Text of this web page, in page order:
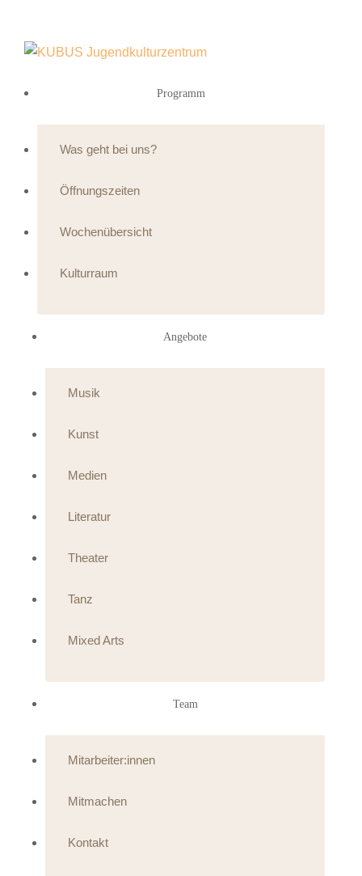
Programm
Was geht bei uns?
Öffnungszeiten
Wochenübersicht
Kulturraum
Angebote
Musik
Kunst
Medien
Literatur
Theater
Tanz
Mixed Arts
Team
Mitarbeiter:innen
Mitmachen
Kontakt